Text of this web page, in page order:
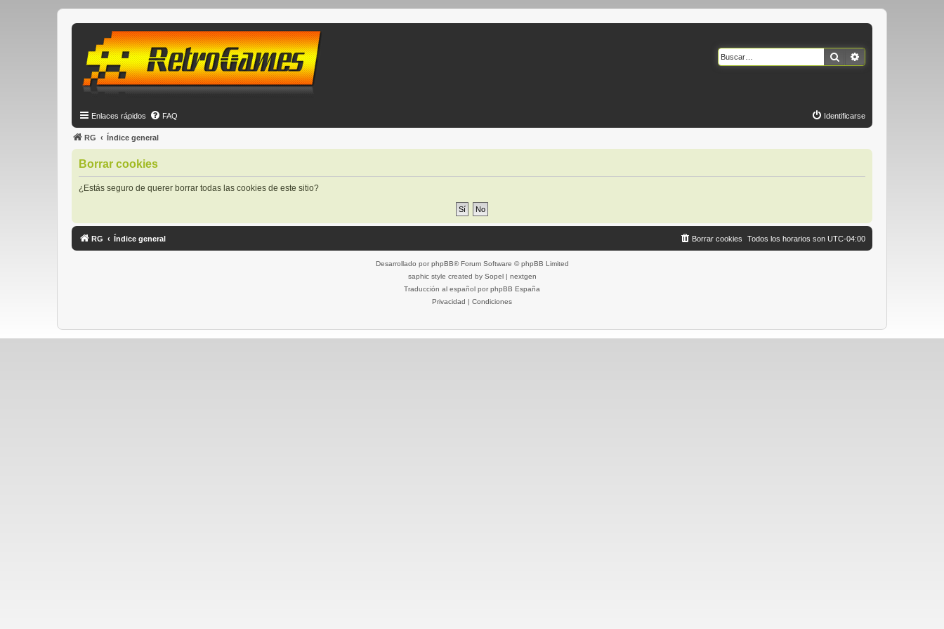
Buscar
Enlaces rápidos FAQ Identificarse
RG Índice general
Borrar cookies
¿Estás seguro de querer borrar todas las cookies de este sitio?
RG Índice general Todos los horarios son UTC-04:00
Borrar cookies
Desarrollado por phpBB® Forum Software © phpBB Limited
saphic style created by Sopel| nextgen
Traducción al español por phpBB España
Privacidad | Condiciones